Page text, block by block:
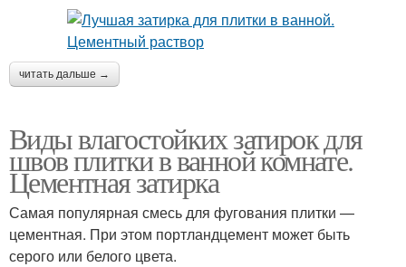
читать дальше →
Виды влагостойких затирок для
швов плитки в ванной комнате.
Цементная затирка
Самая популярная смесь для фугования плитки —
цементная. При этом портландцемент может быть
серого или белого цвета.